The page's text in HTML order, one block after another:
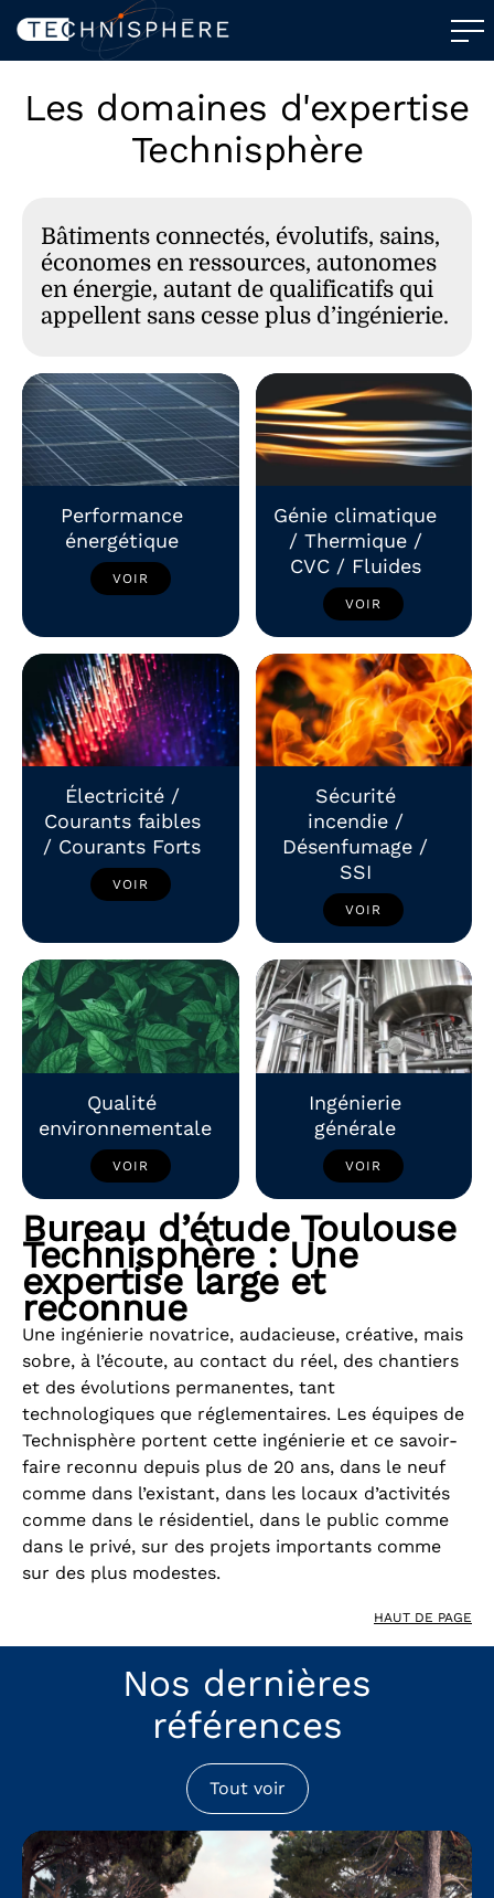
Les domaines d'expertise
Technisphère
Bâtiments connectés, évolutifs, sains,
économes en ressources, autonomes
en énergie, autant de qualificatifs qui
appellent sans cesse plus d’ingénierie.
Performance
énergétique
VOIR
Génie climatique
/ Thermique /
CVC / Fluides
VOIR
Électricité /
Courants faibles
/ Courants Forts
VOIR
Sécurité
incendie /
Désenfumage /
SSI
VOIR
Qualité
environnementale
VOIR
Ingénierie
générale
VOIR
Bureau d’étude Toulouse
Technisphère : Une
expertise large et
reconnue
Une ingénierie novatrice, audacieuse, créative, mais
sobre, à l’écoute, au contact du réel, des chantiers
et des évolutions permanentes, tant
technologiques que réglementaires. Les équipes de
Technisphère portent cette ingénierie et ce savoir-
faire reconnu depuis plus de 20 ans, dans le neuf
comme dans l’existant, dans les locaux d’activités
comme dans le résidentiel, dans le public comme
dans le privé, sur des projets importants comme
sur des plus modestes.
HAUT DE PAGE
Nos dernières
références
Tout voir